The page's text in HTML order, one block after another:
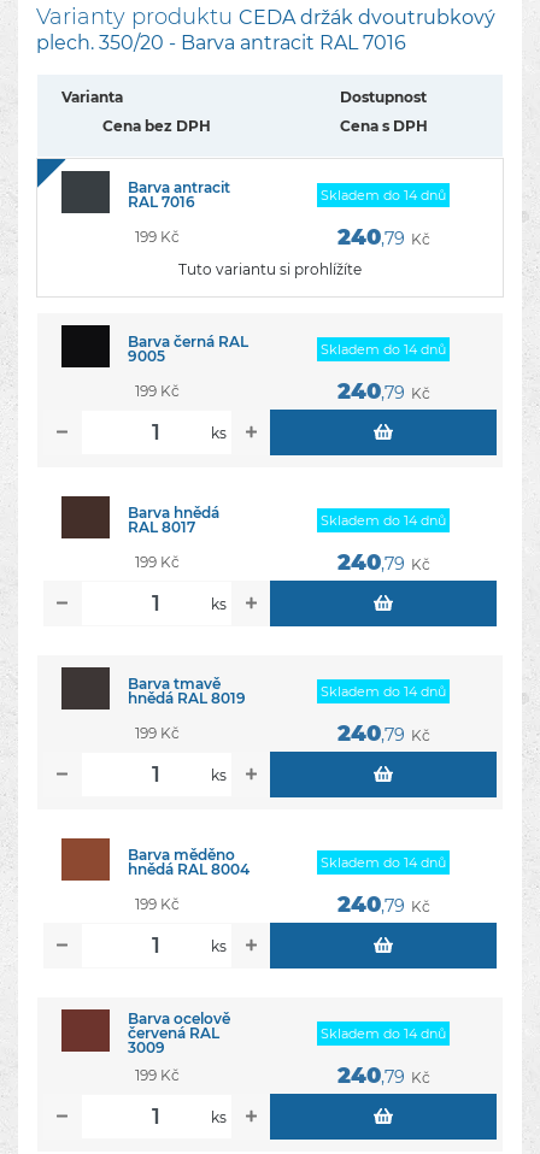
Varianty produktu CEDA držák dvoutrubkový
plech. 350/20 - Barva antracit RAL 7016
Varianta
Dostupnost
Cena bez DPH
Cena s DPH
Barva antracit
RAL 7016
Skladem do 14 dnů
199 Kč 240,79 Kč
Tuto variantu si prohlížíte
Barva černá RAL
9005
Skladem do 14 dnů
199 Kč 240,79 Kč
ks
Barva hnědá
RAL 8017
Skladem do 14 dnů
199 Kč 240,79 Kč
ks
Barva tmavě
hnědá RAL 8019
Skladem do 14 dnů
199 Kč 240,79 Kč
ks
Barva měděno
hnědá RAL 8004
Skladem do 14 dnů
199 Kč 240,79 Kč
ks
Barva ocelově
červená RAL
3009
Skladem do 14 dnů
199 Kč 240,79 Kč
ks